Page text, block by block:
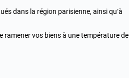
dans la région parisienne, ainsi qu’à
ramener vos biens à une température de